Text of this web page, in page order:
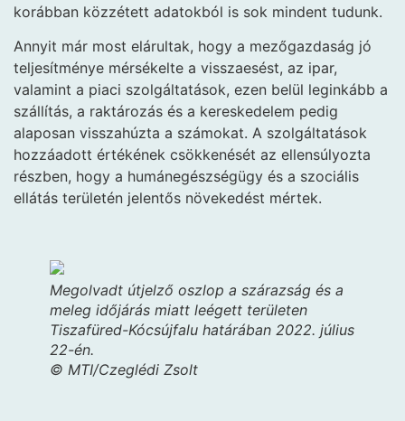
korábban közzétett adatokból is sok mindent tudunk.
Annyit már most elárultak, hogy a mezőgazdaság jó
teljesítménye mérsékelte a visszaesést, az ipar,
valamint a piaci szolgáltatások, ezen belül leginkább a
szállítás, a raktározás és a kereskedelem pedig
alaposan visszahúzta a számokat. A szolgáltatások
hozzáadott értékének csökkenését az ellensúlyozta
részben, hogy a humánegészségügy és a szociális
ellátás területén jelentős növekedést mértek.
Megolvadt útjelző oszlop a szárazság és a
meleg időjárás miatt leégett területen
Tiszafüred-Kócsújfalu határában 2022. július
22-én.
© MTI/Czeglédi Zsolt